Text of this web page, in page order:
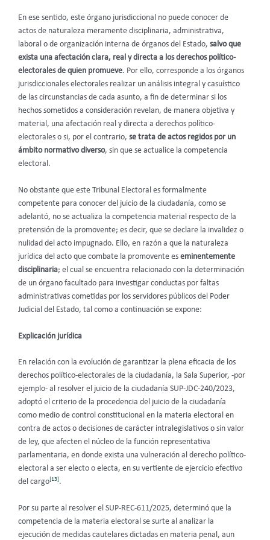
En ese sentido, este órgano jurisdiccional no puede conocer de
actos de naturaleza meramente disciplinaria, administrativa,
laboral o de organización interna de órganos del Estado, salvo que
exista una afectación clara, real y directa a los derechos político-
electorales de quien promueve. Por ello, corresponde a los órganos
jurisdiccionales electorales realizar un análisis integral y casuístico
de las circunstancias de cada asunto, a fin de determinar si los
hechos sometidos a consideración revelan, de manera objetiva y
material, una afectación real y directa a derechos político-
electorales o si, por el contrario, se trata de actos regidos por un
ámbito normativo diverso, sin que se actualice la competencia
electoral.
No obstante que este Tribunal Electoral es formalmente
competente para conocer del juicio de la ciudadanía, como se
adelantó, no se actualiza la competencia material respecto de la
pretensión de la promovente; es decir, que se declare la invalidez o
nulidad del acto impugnado. Ello, en razón a que la naturaleza
jurídica del acto que combate la promovente es eminentemente
disciplinaria; el cual se encuentra relacionado con la determinación
de un órgano facultado para investigar conductas por faltas
administrativas cometidas por los servidores públicos del Poder
Judicial del Estado, tal como a continuación se expone:
Explicación jurídica
En relación con la evolución de garantizar la plena eficacia de los
derechos político-electorales de la ciudadanía, la Sala Superior, -por
ejemplo- al resolver el juicio de la ciudadanía SUP-JDC-240/2023,
adoptó el criterio de la procedencia del juicio de la ciudadanía
como medio de control constitucional en la materia electoral en
contra de actos o decisiones de carácter intralegislativos o sin valor
de ley, que afecten el núcleo de la función representativa
parlamentaria, en donde exista una vulneración al derecho político-
electoral a ser electo o electa, en su vertiente de ejercicio efectivo
del cargo[13].
Por su parte al resolver el SUP-REC-611/2025, determinó que la
competencia de la materia electoral se surte al analizar la
ejecución de medidas cautelares dictadas en materia penal, aun